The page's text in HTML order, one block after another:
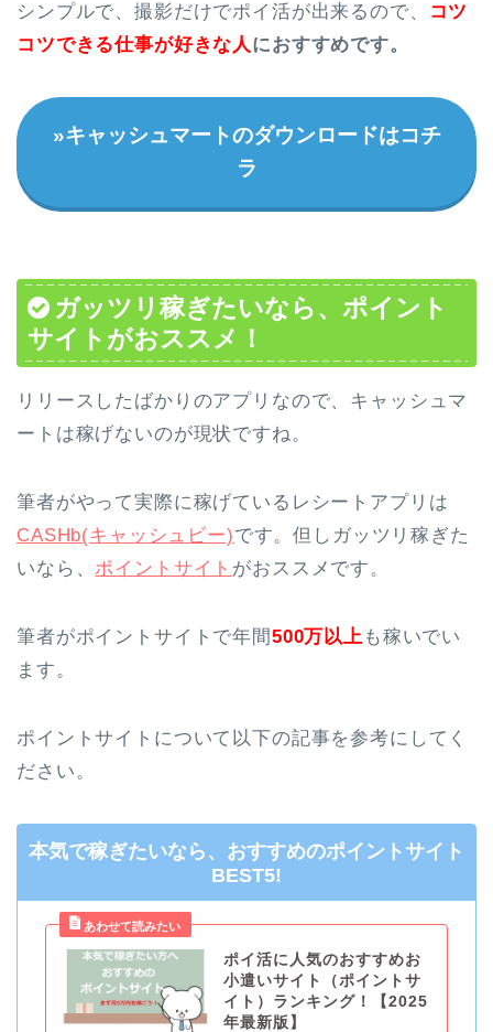
シンプルで、撮影だけでポイ活が出来るので、
コツ
コツできる仕事が好きな人におすすめです。
»キャッシュマートのダウンロードはコチ
ラ
ガッツリ稼ぎたいなら、ポイント
サイトがおススメ！
リリースしたばかりのアプリなので、キャッシュマ
ートは稼げないのが現状ですね。
筆者がやって実際に稼げているレシートアプリは
CASHb(キャッシュビー)です。但しガッツリ稼ぎた
いなら、 ポイントサイト がおススメです。
筆者がポイントサイトで年間500万以上 も稼いでい
ます。
ポイントサイトについて以下の記事を参考にしてく
ださい。
本気で稼ぎたいなら、おすすめのポイントサイト
BEST5!
ポイ活に人気のおすすめお
小遣いサイト（ポイントサ
イト）ランキング！【2025
年最新版】